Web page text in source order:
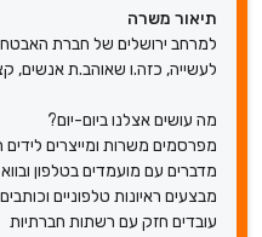
תיאור משרה
למרחב ירושלים של חברת
לעשייה, כזה.ו שאוהב.ת אנשים,
מה עושים אצלנו ביום-יום?
מפרסמים משרות ומייצרים לידים
מדברים עם מועמדים בטלפון
מבצעים ראיונות טלפוניים
עובדים חזק עם רשתות חברתיות